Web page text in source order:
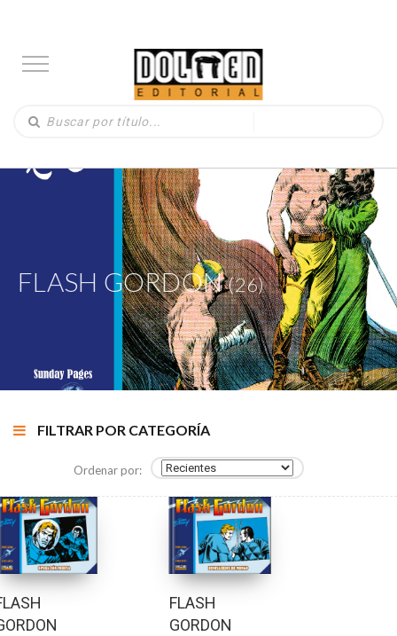
FLASH GORDON(26)
FILTRAR POR CATEGORÍA
Ordenar por:
FLASH
GORDON